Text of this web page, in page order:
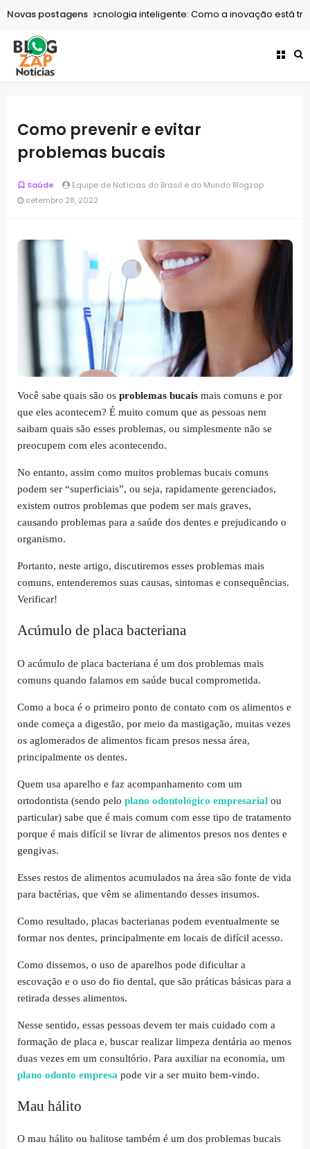
Tecnologia Tecnologia inteligente: Como a inovação está
Novas postagens
Como prevenir e evitar
problemas bucais
Saúde
Equipe de Notícias do Brasil e do Mundo Blogzap
setembro 28, 2022
Você sabe quais são os problemas bucais mais comuns e por
que eles acontecem? É muito comum que as pessoas nem
saibam quais são esses problemas, ou simplesmente não se
preocupem com eles acontecendo.
No entanto, assim como muitos problemas bucais comuns
podem ser “superficiais”, ou seja, rapidamente gerenciados,
existem outros problemas que podem ser mais graves,
causando problemas para a saúde dos dentes e prejudicando o
organismo.
Portanto, neste artigo, discutiremos esses problemas mais
comuns, entenderemos suas causas, sintomas e consequências.
Verificar!
Acúmulo de placa bacteriana
O acúmulo de placa bacteriana é um dos problemas mais
comuns quando falamos em saúde bucal comprometida.
Como a boca é o primeiro ponto de contato com os alimentos e
onde começa a digestão, por meio da mastigação, muitas vezes
os aglomerados de alimentos ficam presos nessa área,
principalmente os dentes.
Quem usa aparelho e faz acompanhamento com um
ortodontista (sendo pelo plano odontológico empresarial ou
particular) sabe que é mais comum com esse tipo de tratamento
porque é mais difícil se livrar de alimentos presos nos dentes e
gengivas.
Esses restos de alimentos acumulados na área são fonte de vida
para bactérias, que vêm se alimentando desses insumos.
Como resultado, placas bacterianas podem eventualmente se
formar nos dentes, principalmente em locais de difícil acesso.
Como dissemos, o uso de aparelhos pode dificultar a
escovação e o uso do fio dental, que são práticas básicas para a
retirada desses alimentos.
Nesse sentido, essas pessoas devem ter mais cuidado com a
formação de placa e, buscar realizar limpeza dentária ao menos
duas vezes em um consultório. Para auxiliar na economia, um
plano odonto empresa pode vir a ser muito bem-vindo.
Mau hálito
O mau hálito ou halitose também é um dos problemas bucais